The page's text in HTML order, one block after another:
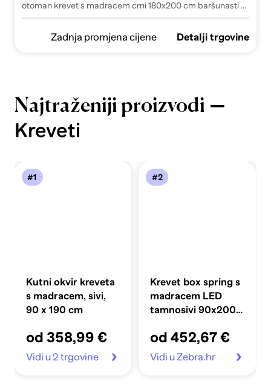
otoman krevet s madracem crni 180x200 cm baršunasti - Crna 180 x 200 cm gumbi
Zadnja promjena cijene Detalji trgovine
Najtraženiji proizvodi —
Kreveti
#1
Kutni okvir kreveta
s madracem, sivi,
90 x 190 cm
od 358,99 €
Vidi u 2 trgovine
#2
Krevet box spring s
madracem LED
tamnosivi 90x200
od 452,67 €
Vidi u Zebra.hr